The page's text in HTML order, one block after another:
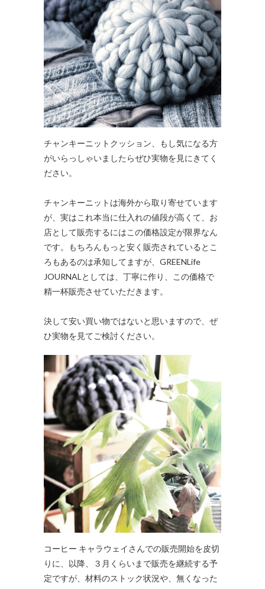
チャンキーニットクッション、もし気になる方
がいらっしゃいましたらぜひ実物を見にきてく
ださい。
チャンキーニットは海外から取り寄せています
が、実はこれ本当に仕入れの値段が高くて、お
店として販売するにはこの価格設定が限界なん
です。もちろんもっと安く販売されているとこ
ろもあるのは承知してますが、GREENLife
JOURNALとしては、丁寧に作り、この価格で
精一杯販売させていただきます。
決して安い買い物ではないと思いますので、ぜ
ひ実物を見てご検討ください。
コーヒー キャラウェイさんでの販売開始を皮切
りに、以降、３月くらいまで販売を継続する予
定ですが、材料のストック状況や、無くなった